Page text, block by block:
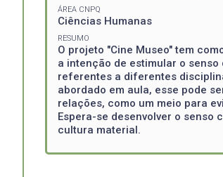
ÁREA CNPQ
Ciências Humanas
RESUMO
O projeto "Cine Museo" tem
a intenção de estimular o
referentes a diferentes
abordado em aula, esse pode
relações, como um meio para
Espera-se desenvolver o
cultura material.